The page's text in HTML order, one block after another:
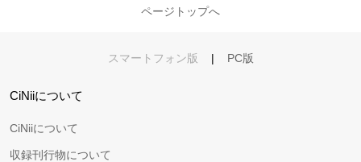
ページトップへ
スマートフォン版 | PC版
CiNiiについて
CiNiiについて
収録刊行物について